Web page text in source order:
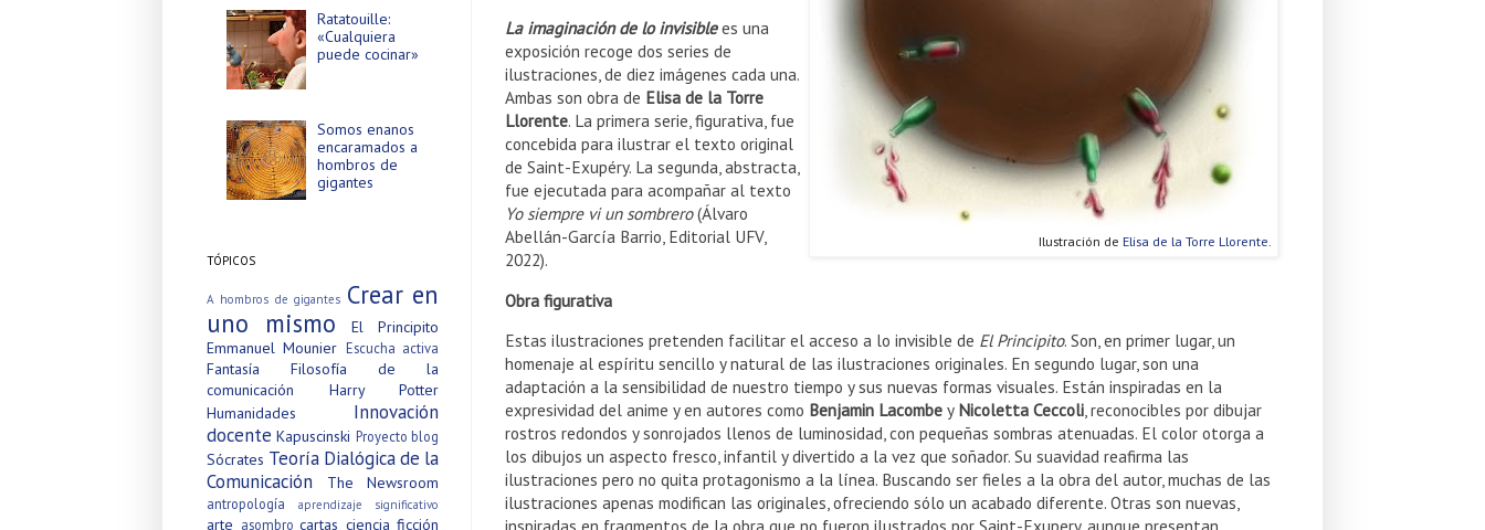
Ilustración de Elisa de la Torre Llorente
La imaginación de lo invisiblees una
exposición recoge dos series de
ilustraciones, de diez imágenes cada una.
Ambas son obra de Elisa de la Torre
Llorente. La primera serie, figurativa, fue
concebida para ilustrar el texto original
de Saint-Exupéry. La segunda, abstracta,
fue ejecutada para acompañar al texto
Yo siempre vi un sombrero(Álvaro
Abellán-García Barrio, Editorial UFV,
2022).
Obra figurativa
Estas ilustraciones pretenden facilitar el acceso a lo invisible de El Principito. Son, en primer lugar, un
homenaje al espíritu sencillo y natural de las ilustraciones originales. En segundo lugar, son una
adaptación a la sensibilidad de nuestro tiempo y sus nuevas formas visuales. Están inspiradas en la
expresividad del anime y en autores como Benjamin Lacombe y Nicoletta Ceccoli, reconocibles por dibujar
rostros redondos y sonrojados llenos de luminosidad, con pequeñas sombras atenuadas. El color otorga a
los dibujos un aspecto fresco, infantil y divertido a la vez que soñador. Su suavidad reafirma las
ilustraciones pero no quita protagonismo a la línea. Buscando ser fieles a la obra del autor, muchas de las
ilustraciones apenas modifican las originales, ofreciendo sólo un acabado diferente. Otras son nuevas,
Ratatouille:
«Cualquiera
puede cocinar»
Somos enanos
encaramados a
hombros de
gigantes
TÓPICOS
A hombros de gigantes Crear en
uno mismo
El Principito
Emmanuel Mounier Escucha activa
Fantasía
Filosofía de la
comunicación
Harry Potter
Humanidades
Innovación
docente Kapuscinski Proyecto blog
Sócrates Teoría Dialógica de la
Comunicación
The Newsroom
antropología aprendizaje significativo
arte asombro cartas ciencia ficción